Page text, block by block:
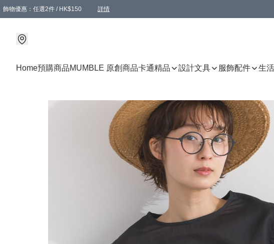
飾物優惠：任選2件 / HK$150 詳情
Home預購商品MUMBLE 原創商品卡通精品 設計文具 服飾配件 生